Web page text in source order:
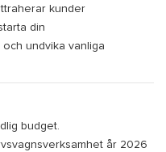
kunder
din
undvika vanliga
budget.
år 2026